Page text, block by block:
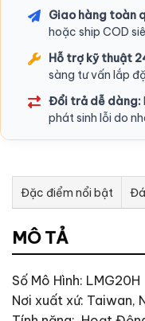
Giao hàng toàn
hoặc ship COD
Hỗ trợ kỹ thuật
sàng tư vấn lắp
Đổi trả dễ dàng:
phát sinh lỗi do
Đặc điểm nổi bật
Tư vấn & bán hàng qua
MÔ TẢ
Số Mô Hình: LMG20H
Nơi xuất xứ: Taiwan,